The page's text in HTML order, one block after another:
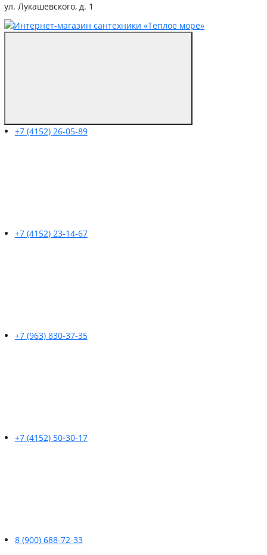
ул. Лукашевского, д. 1
+7 (4152) 26-05-89
+7 (4152) 23-14-67
+7 (963) 830-37-35
+7 (4152) 50-30-17
8 (900) 688-72-33